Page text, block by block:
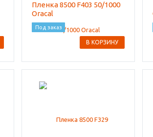
Пленка 8500 F403 50/1000
Oracal
Под заказ
В КОРЗИНУ